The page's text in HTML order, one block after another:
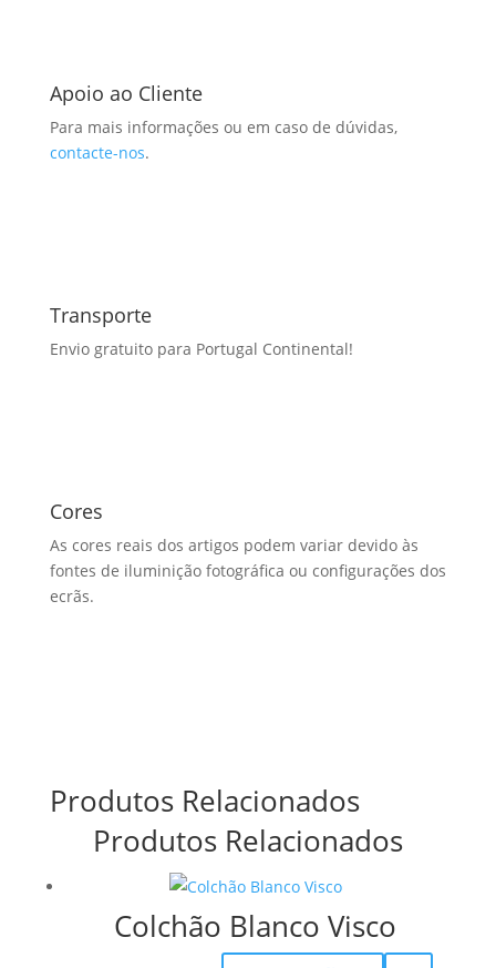
Apoio ao Cliente
Para mais informações ou em caso de dúvidas,
contacte-nos.
Transporte
Envio gratuito para Portugal Continental!
Cores
As cores reais dos artigos podem variar devido às
fontes de iluminição fotográfica ou configurações dos
ecrãs.
Produtos Relacionados
Produtos Relacionados
Colchão Blanco Visco